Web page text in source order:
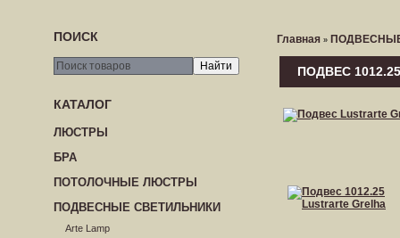
ПОИСК
КАТАЛОГ
ЛЮСТРЫ
БРА
ПОТОЛОЧНЫЕ ЛЮСТРЫ
ПОДВЕСНЫЕ СВЕТИЛЬНИКИ
Arte Lamp
Главная »
ПОДВЕС 1012.25